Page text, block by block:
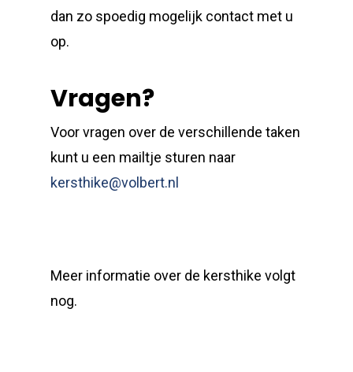
dan zo spoedig mogelijk contact met u
op.
Vragen?
Voor vragen over de verschillende taken
kunt u een mailtje sturen naar
kersthike@volbert.nl
Meer informatie over de kersthike volgt
nog.